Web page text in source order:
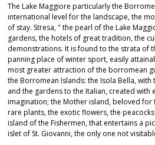
The Lake Maggiore particularly the
international level for the landscape, the
of stay. Stresa, " the pearl of the Lake
gardens, the hotels of great tradition, the
demonstrations. It is found to the strata of
panning place of winter sport, easily
most greater attraction of the borromean
the Borromean Islands: the Isola Bella,
and the gardens to the Italian, created with
imagination; the Mother island, beloved for
rare plants, the exotic flowers, the
island of the Fishermen, that entertains a
islet of St. Giovanni, the only one not